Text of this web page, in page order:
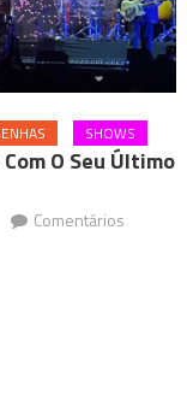
SHOWS
O Seu Último
Comentários